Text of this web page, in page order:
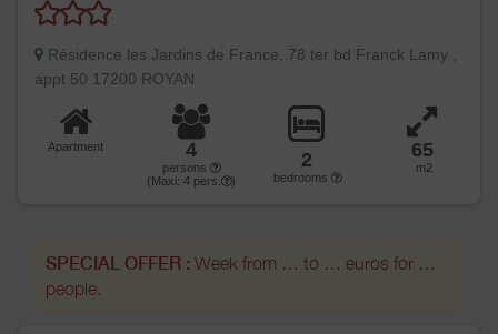
Résidence les Jardins de France, 78 ter bd Franck Lamy ,
appt 50 17200 ROYAN
Apartment 4
persons
(Maxi: 4 pers. )
2
bedrooms
65
m2
SPECIAL OFFER : Week from … to … euros for …
people.